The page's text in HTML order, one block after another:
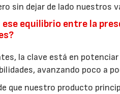
sin dejar de lado nuestros
equilibrio entre la
la clave está en potenciar
avanzando poco a
que nuestro producto